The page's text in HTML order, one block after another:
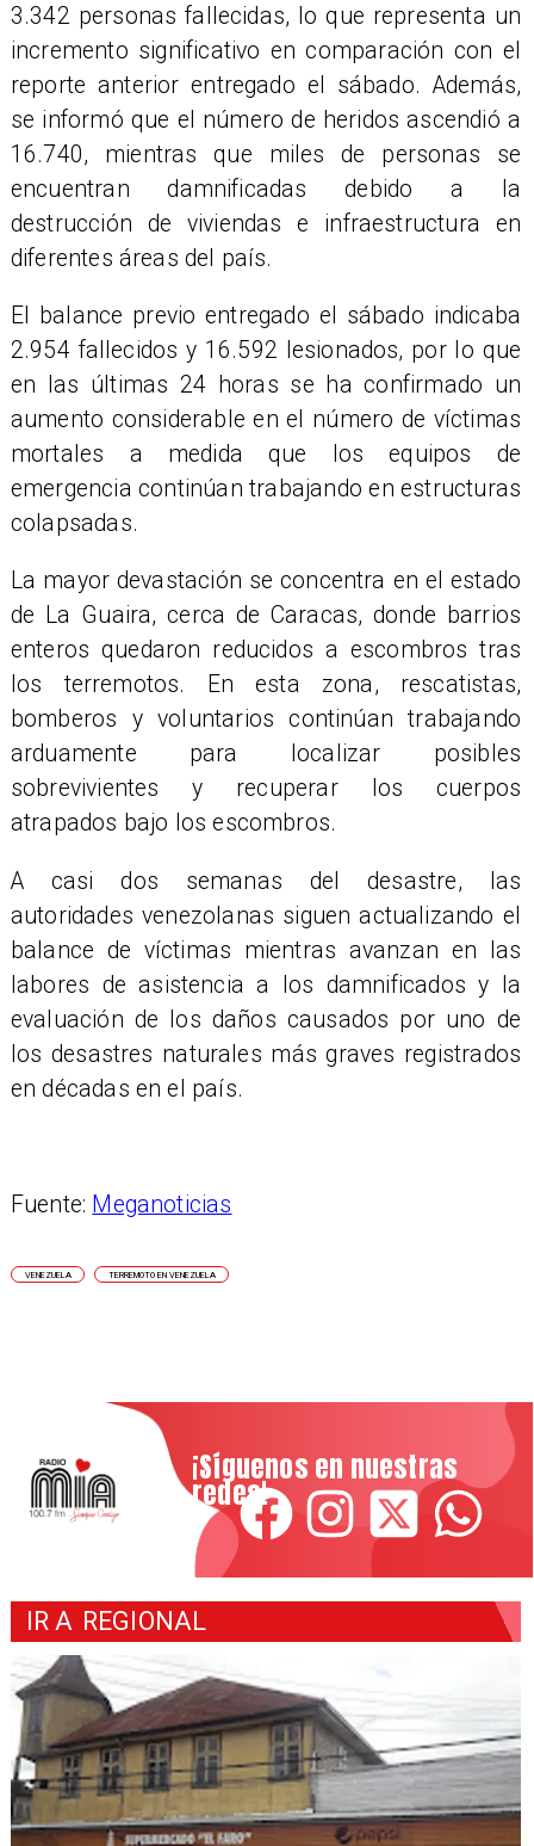
3.342 personas fallecidas, lo que representa un
incremento significativo en comparación con el
reporte anterior entregado el sábado. Además,
se informó que el número de heridos ascendió a
16.740, mientras que miles de personas se
encuentran damnificadas debido a la
destrucción de viviendas e infraestructura en
diferentes áreas del país.
El balance previo entregado el sábado indicaba
2.954 fallecidos y 16.592 lesionados, por lo que
en las últimas 24 horas se ha confirmado un
aumento considerable en el número de víctimas
mortales a medida que los equipos de
emergencia continúan trabajando en estructuras
colapsadas.
La mayor devastación se concentra en el estado
de La Guaira, cerca de Caracas, donde barrios
enteros quedaron reducidos a escombros tras
los terremotos. En esta zona, rescatistas,
bomberos y voluntarios continúan trabajando
arduamente para localizar posibles
sobrevivientes y recuperar los cuerpos
atrapados bajo los escombros.
A casi dos semanas del desastre, las
autoridades venezolanas siguen actualizando el
balance de víctimas mientras avanzan en las
labores de asistencia a los damnificados y la
evaluación de los daños causados por uno de
los desastres naturales más graves registrados
en décadas en el país.
Fuente: Meganoticias
VENEZUELA TERREMOTO EN VENEZUELA
¡Síguenos en nuestras
redes!
IR A REGIONAL